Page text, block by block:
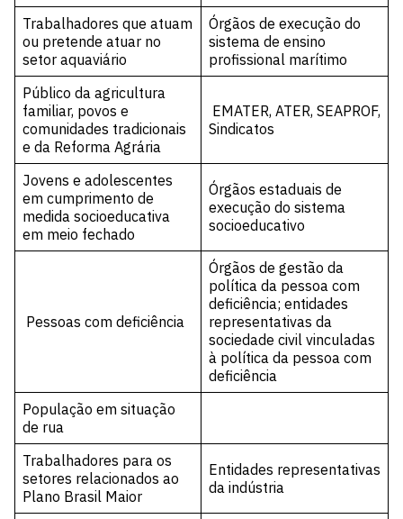
Trabalhadores que atuam
ou pretende atuar no
setor aquaviário
Órgãos de execução do
sistema de ensino
profissional marítimo
Público da agricultura
familiar, povos e
comunidades tradicionais
e da Reforma Agrária
EMATER, ATER, SEAPROF,
Sindicatos
Jovens e adolescentes
em cumprimento de
medida socioeducativa
em meio fechado
Órgãos estaduais de
execução do sistema
socioeducativo
Pessoas com deficiência
Órgãos de gestão da
política da pessoa com
deficiência; entidades
representativas da
sociedade civil vinculadas
à política da pessoa com
deficiência
População em situação
de rua
Trabalhadores para os
setores relacionados ao
Plano Brasil Maior
Entidades representativas
da indústria